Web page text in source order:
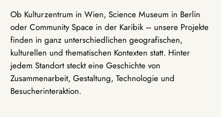
Ob Kulturzentrum in Wien, Science Museum in Berlin
oder Community Space in der Karibik – unsere Projekte
finden in ganz unterschiedlichen geografischen,
kulturellen und thematischen Kontexten statt. Hinter
jedem Standort steckt eine Geschichte von
Zusammenarbeit, Gestaltung, Technologie und
Besucherinteraktion.